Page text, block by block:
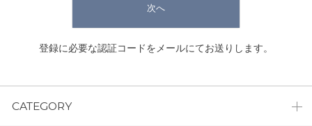
次へ
登録に必要な認証コードをメールにてお送りします。
CATEGORY